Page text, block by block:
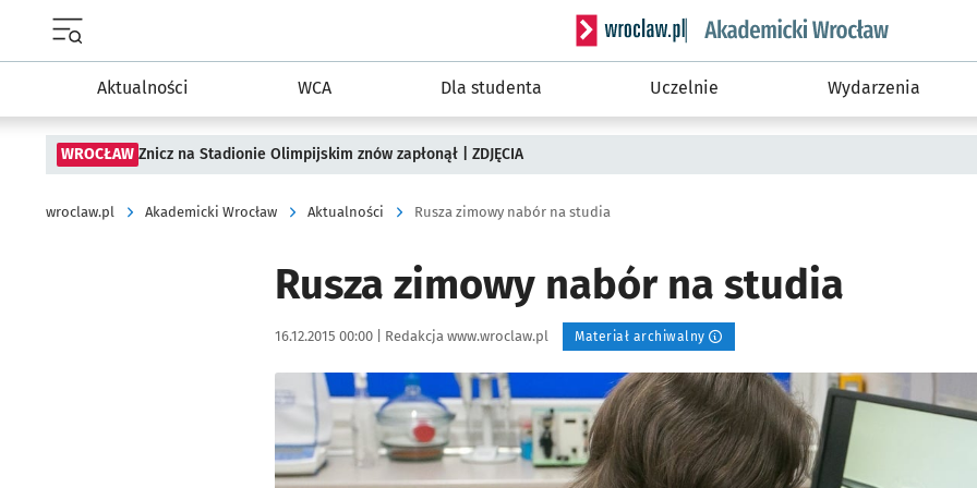
Menu główne portalu wroclaw.pl
Serwis informacyjny wroclaw.pl podserwis:
Aktualności WCA Dla studenta Uczelnie Wydarzenia
WROCŁAW Znicz na Stadionie Olimpijskim znów zapłonął | ZDJĘCIA
wroclaw.pl Akademicki Wrocław Aktualności Rusza zimowy nabór na studia
Rusza zimowy nabór na studia
Data publikacji:
16.12.2015 00:00 | Autor:
Redakcja www.wroclaw.pl Materiał archiwalny
Kliknij, aby powiększyć